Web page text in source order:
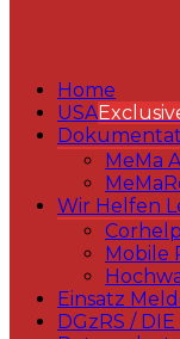
Home
USA
MeMa
Wir Helfen
Mobile
Einsatz
DGzRS /